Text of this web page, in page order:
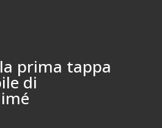
prima tappa
di